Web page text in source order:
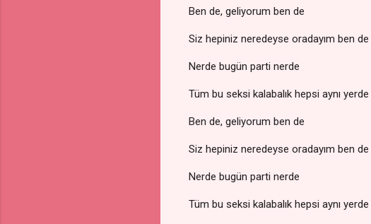
Ben de, geliyorum ben de
Siz hepiniz neredeyse oradayım ben de
Nerde bugün parti nerde
Tüm bu seksi kalabalık hepsi aynı yerde
Ben de, geliyorum ben de
Siz hepiniz neredeyse oradayım ben de
Nerde bugün parti nerde
Tüm bu seksi kalabalık hepsi aynı yerde